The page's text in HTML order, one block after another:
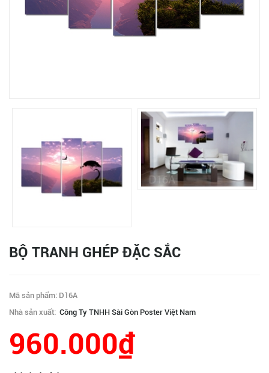
BỘ TRANH GHÉP ĐẶC SẮC
Mã sản phẩm: D16A
Nhà sản xuất: Công Ty TNHH Sài Gòn Poster Việt Nam
960.000₫